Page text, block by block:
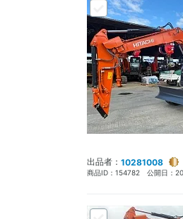
出品者： 10281008
商品ID： 154782 公開日：